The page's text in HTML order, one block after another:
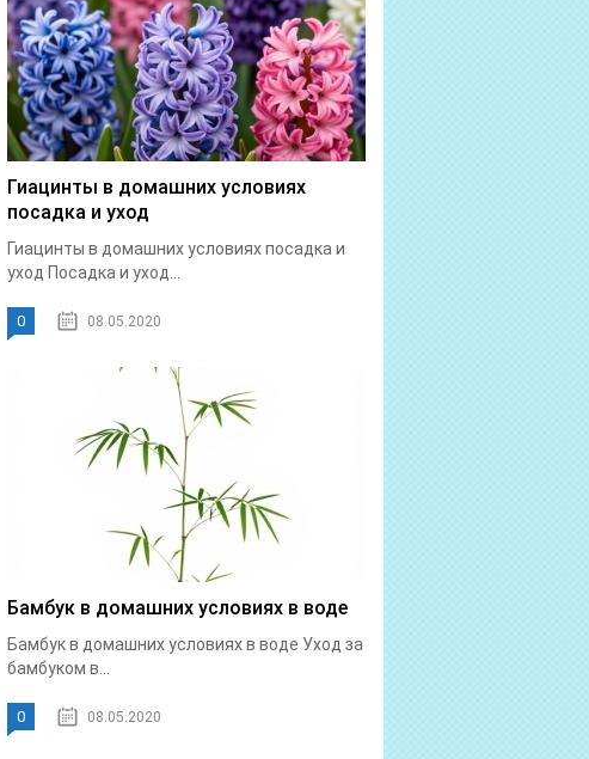
Гиацинты в домашних условиях
посадка и уход
Гиацинты в домашних условиях посадка и
уход Посадка и уход...
0 08.05.2020
Бамбук в домашних условиях в воде
Бамбук в домашних условиях в воде Уход за
бамбуком в...
0 08.05.2020